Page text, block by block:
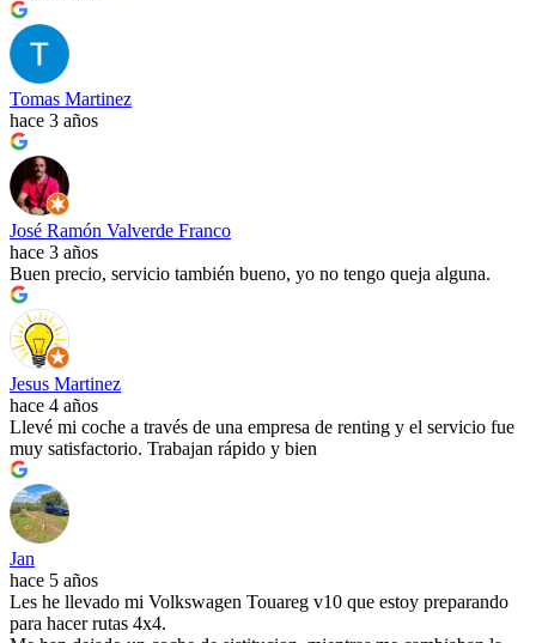
Tomas Martinez
hace 3 años
José Ramón Valverde Franco
hace 3 años
Buen precio, servicio también bueno, yo no tengo queja alguna.
Jesus Martinez
hace 4 años
Llevé mi coche a través de una empresa de renting y el servicio fue
muy satisfactorio. Trabajan rápido y bien
Jan
hace 5 años
Les he llevado mi Volkswagen Touareg v10 que estoy preparando
para hacer rutas 4x4.